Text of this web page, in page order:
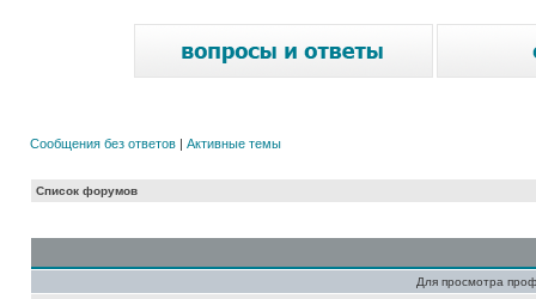
Сообщения без ответов | Активные темы
Список форумов
Для просмотра